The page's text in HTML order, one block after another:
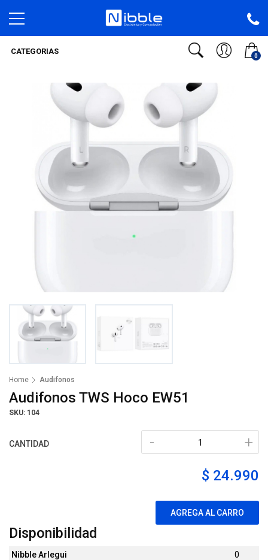
0
CATEGORIAS
Home Audifonos
Audifonos TWS Hoco EW51
SKU: 104
CANTIDAD +
-
$ 24.990
AGREGA AL CARRO
Disponibilidad
Nibble Arlegui
0